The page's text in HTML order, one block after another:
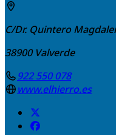
C/Dr. Quintero
38900 Valverde
922 550 078
www.elhierro.es